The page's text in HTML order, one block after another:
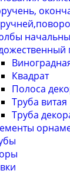
Квадрат
Полоса
Труба витая
Труба